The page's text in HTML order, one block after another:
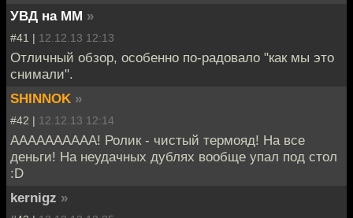
УВД на ММ »
#41 | 12.12.13 12:13
Отличный обзор, особенно по-радовало "как мы это
снимали".
SHINNOK »
#42 | 12.12.13 12:14
АААААААААА! Ролик - чистый термояд! На все
деньги! На неудачных дублях вообще упал под стол
:D
kernigz »